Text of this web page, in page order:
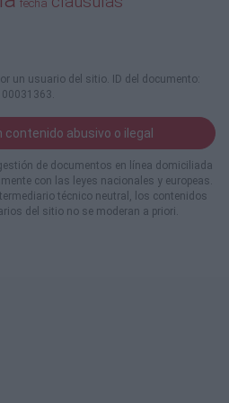
suscribe que, tal y
dicha cláusula, la
de la
Madrid, de fecha 26
una acción
ejercitada por la OCU,
determinados
bancarias, una de
la entidad bancaria
cláusula de una
ocasión, pudiendo dar
el préstamo
los supuestos de pago
fecha
un usuario del sitio. ID del documento:
00031363.
contenido abusivo o ilegal
de documentos en línea domiciliada
con las leyes nacionales y europeas.
técnico neutral, los contenidos
del sitio no se moderan a priori.